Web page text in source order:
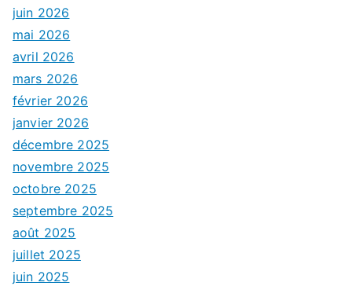
juin 2026
mai 2026
avril 2026
mars 2026
février 2026
janvier 2026
décembre 2025
novembre 2025
octobre 2025
septembre 2025
août 2025
juillet 2025
juin 2025